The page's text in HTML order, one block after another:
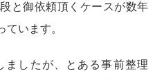
と御依頼頂くケースが数年
います。
ましたが、とある事前整理